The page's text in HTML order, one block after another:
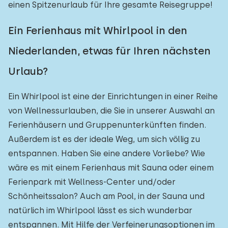
einen Spitzenurlaub für Ihre gesamte Reisegruppe!
Ein Ferienhaus mit Whirlpool in den
Niederlanden, etwas für Ihren nächsten
Urlaub?
Ein Whirlpool ist eine der Einrichtungen in einer Reihe
von Wellnessurlauben, die Sie in unserer Auswahl an
Ferienhäusern und Gruppenunterkünften finden.
Außerdem ist es der ideale Weg, um sich völlig zu
entspannen. Haben Sie eine andere Vorliebe? Wie
wäre es mit einem Ferienhaus mit Sauna oder einem
Ferienpark mit Wellness-Center und/oder
Schönheitssalon? Auch am Pool, in der Sauna und
natürlich im Whirlpool lässt es sich wunderbar
entspannen. Mit Hilfe der Verfeinerungsoptionen im